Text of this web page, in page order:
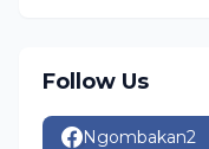
Follow Us
Ngombakan2